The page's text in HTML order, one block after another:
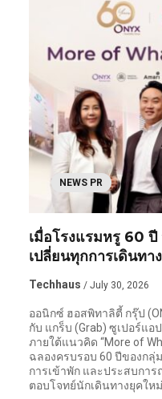
NEWS PR
เมื่อโรงแรมหรู 60
เปลี่ยนทุกการเดินทา
Techhaus / July 30, 2026
ออนิกซ์ ฮอสพิทาลิตี้ กรุ๊ป
กับ แกร็บ (Grab) ซูเปอร์แอ
ภายใต้แนวคิด “More of
ฉลองครบรอบ 60 ปีของกลุ่
การเข้าพัก และประสบกา
ตอบโจทย์นักเดินทางยุคให